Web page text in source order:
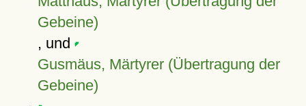
Gebeine)
, und
Gusmäus, Märtyrer (Übertragung der
Gebeine)